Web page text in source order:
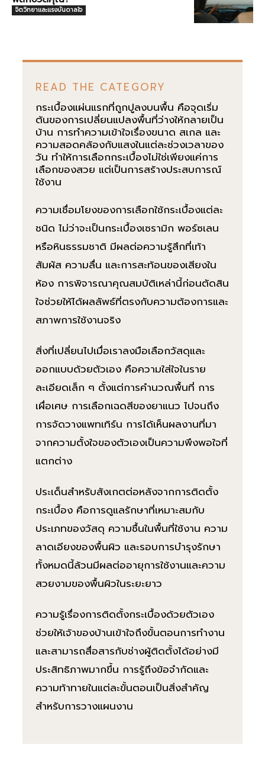
จิตวิทยาและแรงบันดาลใจ
READ THE CATEGORY
กระเบื้องแผ่นแรกที่ถูกปูลงบนพื้น คือจุดเริ่ม
ต้นของการเปลี่ยนแปลงพื้นที่ว่างให้กลายเป็น
บ้าน การทำความเข้าใจเรื่องขนาด สเกล และ
ความสอดคล้องกับแสงในแต่ละช่วงเวลาของ
วัน ทำให้การเลือกกระเบื้องไม่ใช่เพียงแค่การ
เลือกของสวย แต่เป็นการสร้างประสบการณ์
ใช้งาน
ความเชื่อมโยงของการเลือกใช้กระเบื้องแต่ละ
ชนิด ไม่ว่าจะเป็นกระเบื้องเซรามิก พอร์ซเลน
หรือหินธรรมชาติ มีผลต่อความรู้สึกที่เท้า
สัมผัส ความลื่น และการสะท้อนของเสียงใน
ห้อง การพิจารณาคุณสมบัติเหล่านี้ก่อนตัดสิน
ใจช่วยให้ได้ผลลัพธ์ที่ตรงกับความต้องการและ
สภาพการใช้งานจริง
สิ่งที่เปลี่ยนไปเมื่อเราลงมือเลือกวัสดุและ
ออกแบบด้วยตัวเอง คือความใส่ใจในราย
ละเอียดเล็ก ๆ ตั้งแต่การคำนวณพื้นที่ การ
เผื่อเศษ การเลือกเฉดสีของยาแนว ไปจนถึง
การจัดวางแพทเทิร์น การได้เห็นผลงานที่มา
จากความตั้งใจของตัวเองเป็นความพึงพอใจที่
แตกต่าง
ประเด็นสำหรับสังเกตต่อหลังจากการติดตั้ง
กระเบื้อง คือการดูแลรักษาที่เหมาะสมกับ
ประเภทของวัสดุ ความชื้นในพื้นที่ใช้งาน ความ
ลาดเอียงของพื้นผิว และรอบการบำรุงรักษา
ทั้งหมดนี้ล้วนมีผลต่ออายุการใช้งานและความ
สวยงามของพื้นผิวในระยะยาว
ความรู้เรื่องการติดตั้งกระเบื้องด้วยตัวเอง
ช่วยให้เจ้าของบ้านเข้าใจถึงขั้นตอนการทำงาน
และสามารถสื่อสารกับช่างผู้ติดตั้งได้อย่างมี
ประสิทธิภาพมากขึ้น การรู้ถึงข้อจำกัดและ
ความท้าทายในแต่ละขั้นตอนเป็นสิ่งสำคัญ
สำหรับการวางแผนงาน